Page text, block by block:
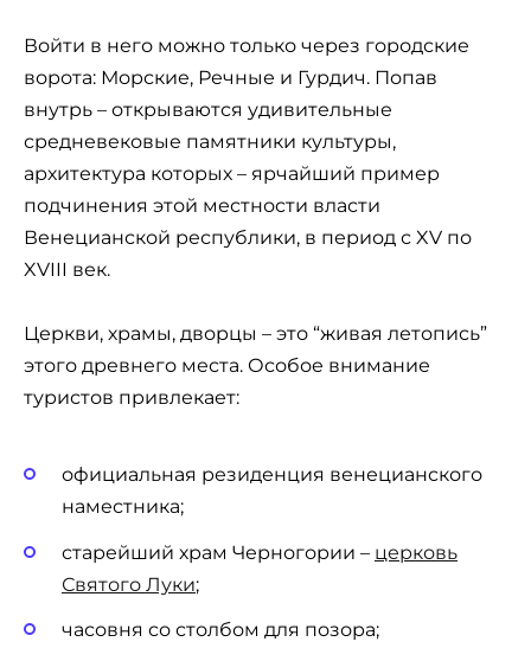
Войти в него можно только через городские
ворота: Морские, Речные и Гурдич. Попав
внутрь – открываются удивительные
средневековые памятники культуры,
архитектура которых – ярчайший пример
подчинения этой местности власти
Венецианской республики, в период с XV по
XVIII век.
Церкви, храмы, дворцы – это “живая летопись”
этого древнего места. Особое внимание
туристов привлекает:
официальная резиденция венецианского
наместника;
старейший храм Черногории – церковь
Святого Луки;
часовня со столбом для позора;